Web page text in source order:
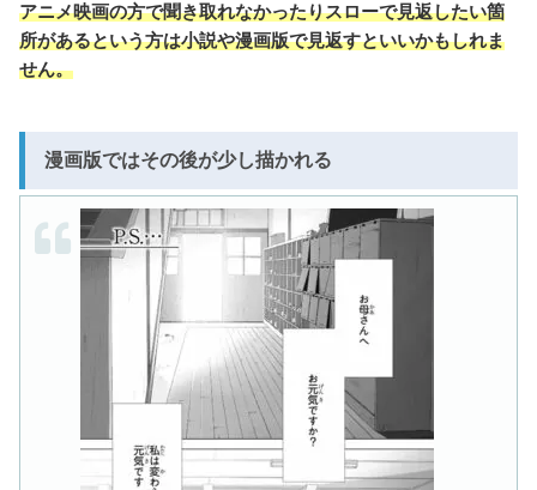
アニメ映画の方で聞き取れなかったりスローで見返したい箇
所があるという方は小説や漫画版で見返すといいかもしれま
せん。
漫画版ではその後が少し描かれる